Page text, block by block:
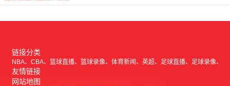
链接分类
NBA CBA 篮球直播 篮球录像 体育新闻 英超 足球直播 足球录像
友情链接
网站地图